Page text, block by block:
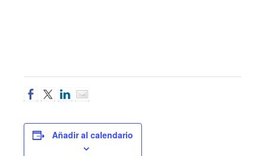
Añadir al calendario